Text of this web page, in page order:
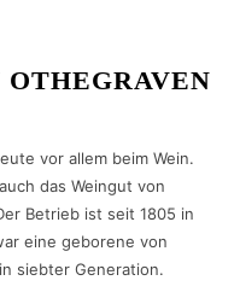
vor allem beim Wein.
das Weingut von
Betrieb ist seit 1805 in
eine geborene von
siebter Generation.